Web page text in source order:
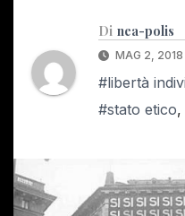
Di nea-polis
MAG 2, 2018
#libertà
#stato etico,